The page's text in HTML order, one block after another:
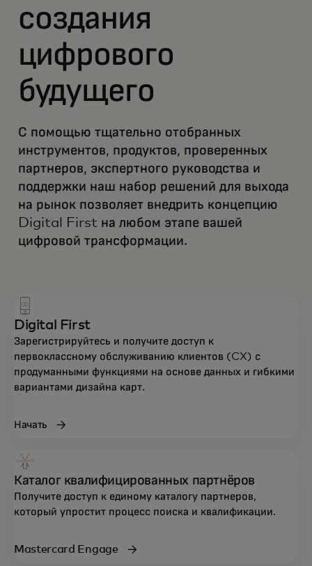
создания
цифрового
будущего
С помощью тщательно отобранных
инструментов, продуктов, проверенных
партнеров, экспертного руководства и
поддержки наш набор решений для выхода
на рынок позволяет внедрить концепцию
Digital First на любом этапе вашей
цифровой трансформации.
Digital First
Зарегистрируйтесь и получите доступ к
первоклассному обслуживанию клиентов (CX) с
продуманными функциями на основе данных и гибкими
вариантами дизайна карт.
Начать
Каталог квалифицированных партнёров
Получите доступ к единому каталогу партнеров,
который упростит процесс поиска и квалификации.
Mastercard Engage